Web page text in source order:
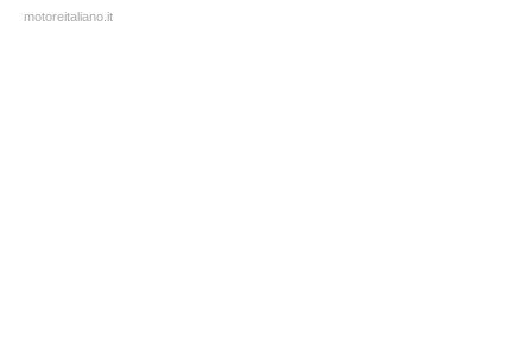
motoreitaliano.it